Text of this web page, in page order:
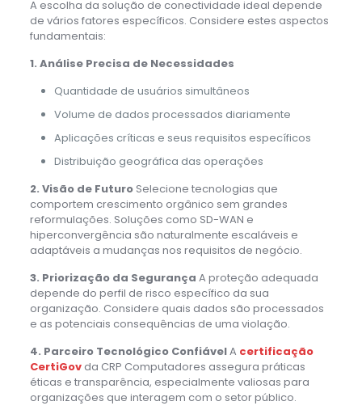
A escolha da solução de conectividade ideal depende
de vários fatores específicos. Considere estes aspectos
fundamentais:
1. Análise Precisa de Necessidades
Quantidade de usuários simultâneos
Volume de dados processados diariamente
Aplicações críticas e seus requisitos específicos
Distribuição geográfica das operações
2. Visão de FuturoSelecione tecnologias que
comportem crescimento orgânico sem grandes
reformulações. Soluções como SD-WAN e
hiperconvergência são naturalmente escaláveis e
adaptáveis a mudanças nos requisitos de negócio.
3. Priorização da Segurança A proteção adequada
depende do perfil de risco específico da sua
organização. Considere quais dados são processados
e as potenciais consequências de uma violação.
4. Parceiro Tecnológico ConfiávelA certificação
CertiGovda CRP Computadores assegura práticas
éticas e transparência, especialmente valiosas para
organizações que interagem com o setor público.